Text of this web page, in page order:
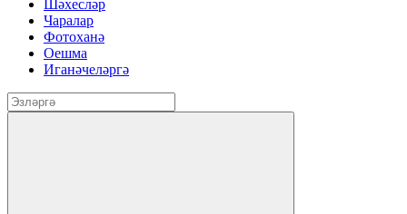
Шәхесләр
Чаралар
Фотоханә
Оешма
Иганәчеләргә